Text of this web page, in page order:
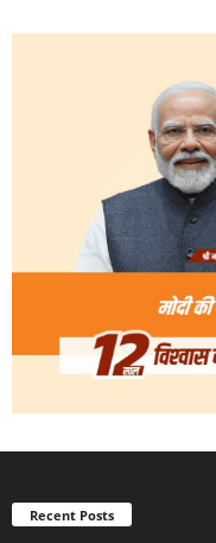
Recent Posts